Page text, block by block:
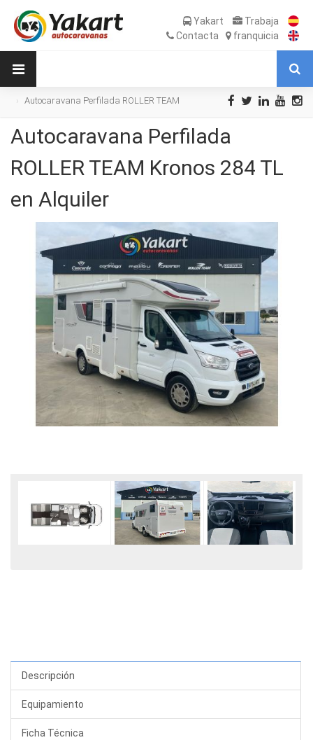
Yakart
Trabaja
Contacta
franquicia
Autocaravana Perfilada ROLLER TEAM
Autocaravana Perfilada
ROLLER TEAM Kronos 284 TL
en Alquiler
Descripción
Equipamiento
Ficha Técnica